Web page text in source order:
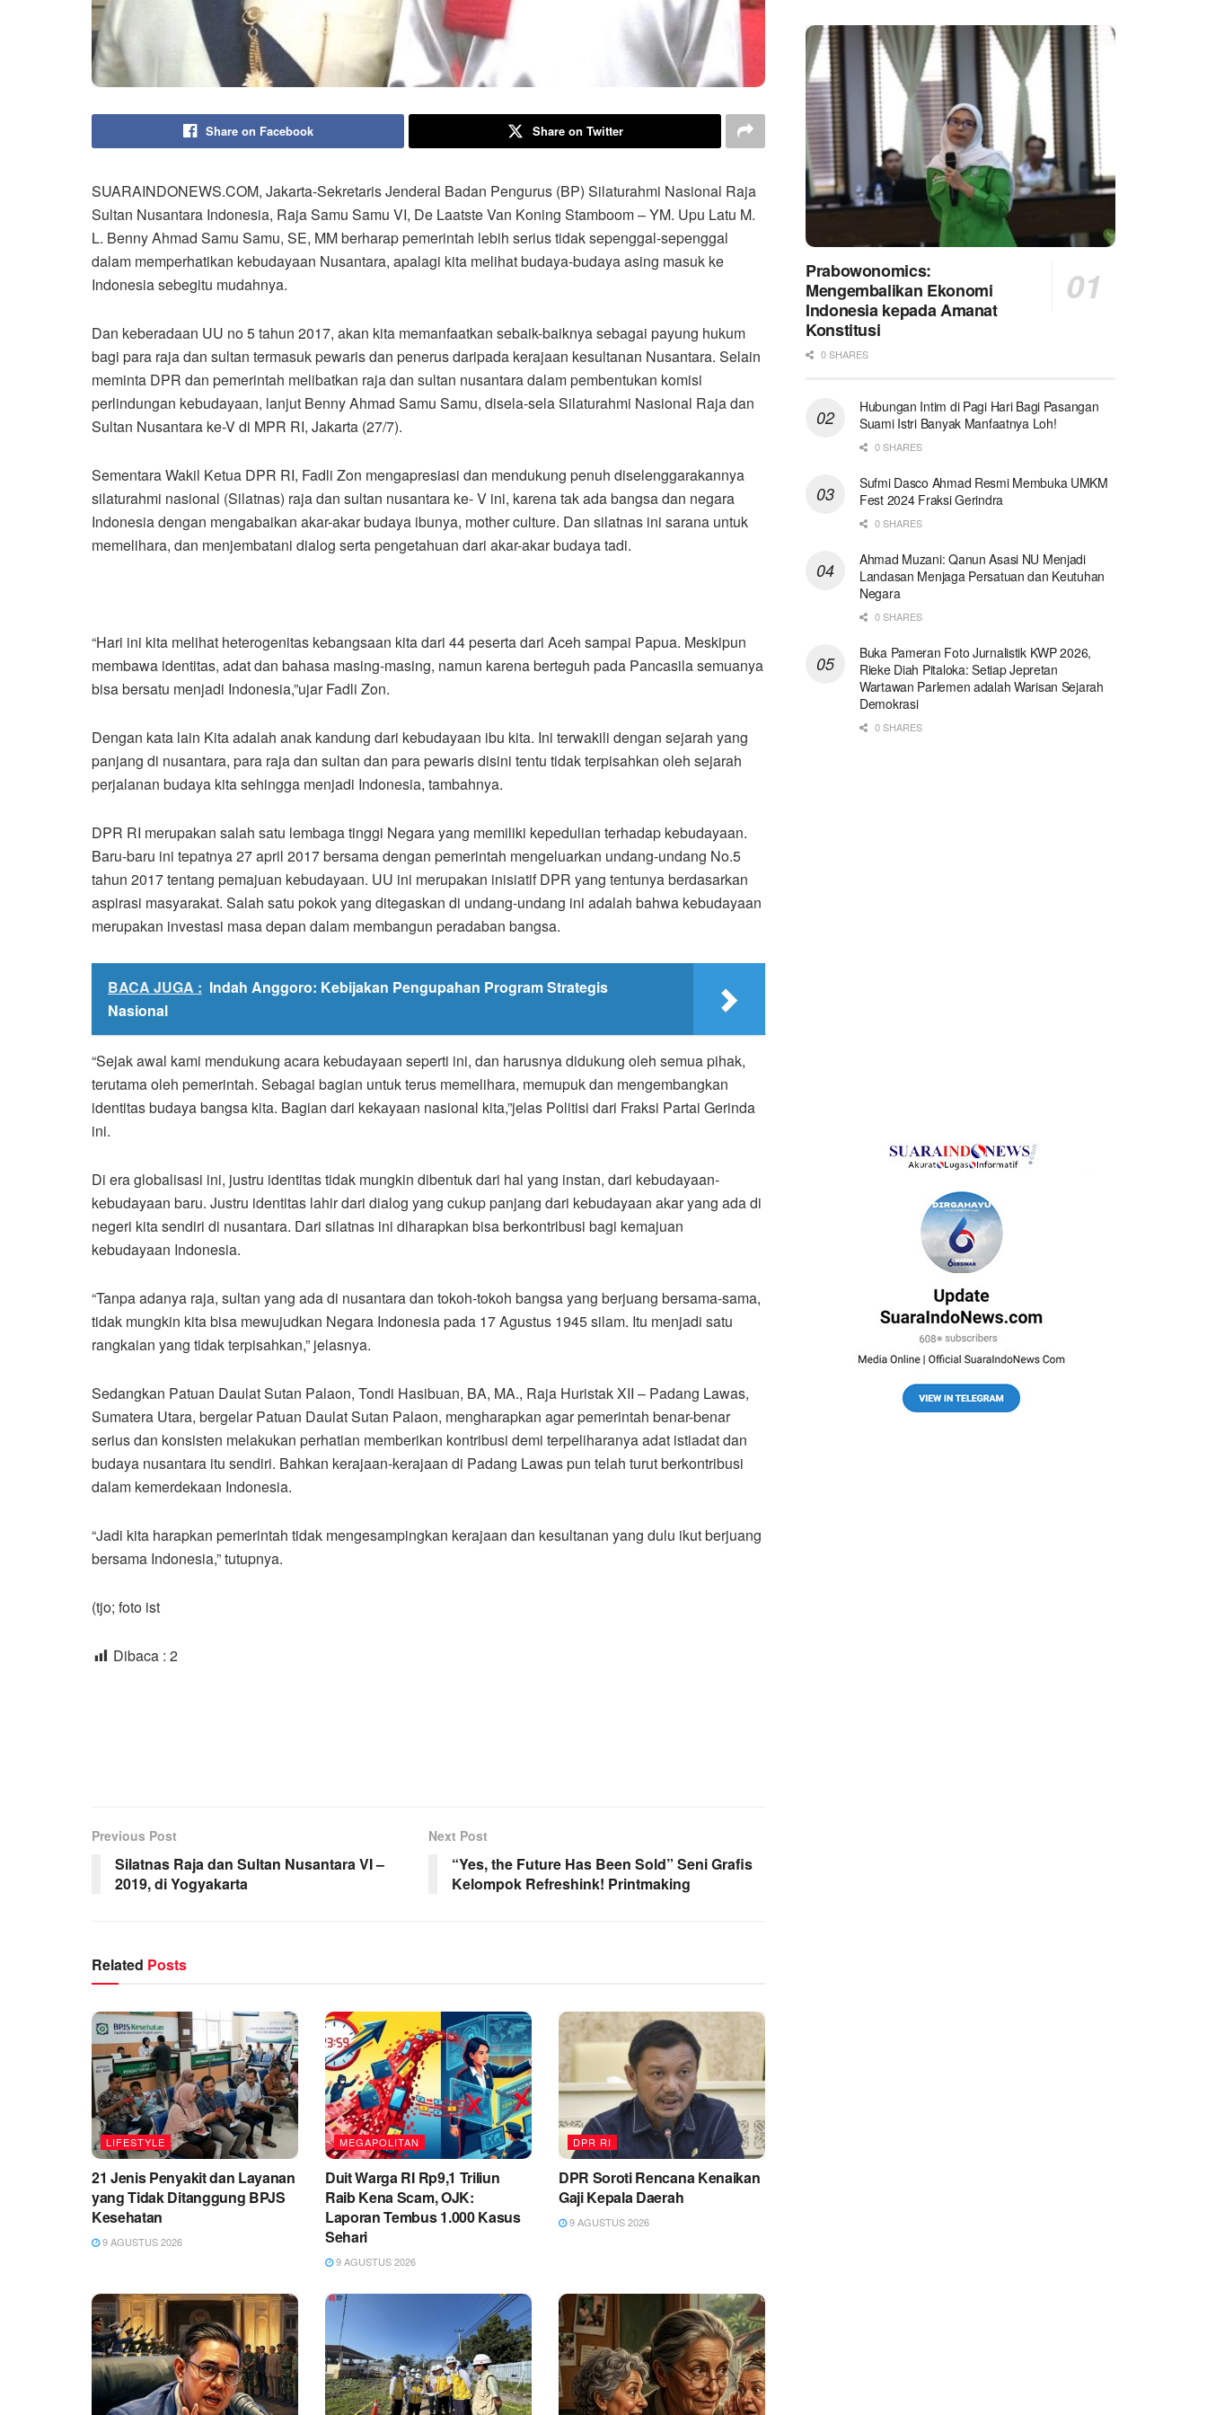
Share on Facebook Share on Twitter
SUARAINDONEWS.COM, Jakarta-Sekretaris Jenderal Badan Pengurus (BP) Silaturahmi Nasional Raja
Sultan Nusantara Indonesia, Raja Samu Samu VI, De Laatste Van Koning Stamboom – YM. Upu Latu M.
L. Benny Ahmad Samu Samu, SE, MM berharap pemerintah lebih serius tidak sepenggal-sepenggal
dalam memperhatikan kebudayaan Nusantara, apalagi kita melihat budaya-budaya asing masuk ke
Indonesia sebegitu mudahnya.
Dan keberadaan UU no 5 tahun 2017, akan kita memanfaatkan sebaik-baiknya sebagai payung hukum
bagi para raja dan sultan termasuk pewaris dan penerus daripada kerajaan kesultanan Nusantara. Selain
meminta DPR dan pemerintah melibatkan raja dan sultan nusantara dalam pembentukan komisi
perlindungan kebudayaan, lanjut Benny Ahmad Samu Samu, disela-sela Silaturahmi Nasional Raja dan
Sultan Nusantara ke-V di MPR RI, Jakarta (27/7).
Sementara Wakil Ketua DPR RI, Fadli Zon mengapresiasi dan mendukung penuh diselenggarakannya
silaturahmi nasional (Silatnas) raja dan sultan nusantara ke- V ini, karena tak ada bangsa dan negara
Indonesia dengan mengabaikan akar-akar budaya ibunya, mother culture. Dan silatnas ini sarana untuk
memelihara, dan menjembatani dialog serta pengetahuan dari akar-akar budaya tadi.
“Hari ini kita melihat heterogenitas kebangsaan kita dari 44 peserta dari Aceh sampai Papua. Meskipun
membawa identitas, adat dan bahasa masing-masing, namun karena berteguh pada Pancasila semuanya
bisa bersatu menjadi Indonesia,”ujar Fadli Zon.
Dengan kata lain Kita adalah anak kandung dari kebudayaan ibu kita. Ini terwakili dengan sejarah yang
panjang di nusantara, para raja dan sultan dan para pewaris disini tentu tidak terpisahkan oleh sejarah
perjalanan budaya kita sehingga menjadi Indonesia, tambahnya.
DPR RI merupakan salah satu lembaga tinggi Negara yang memiliki kepedulian terhadap kebudayaan.
Baru-baru ini tepatnya 27 april 2017 bersama dengan pemerintah mengeluarkan undang-undang No.5
tahun 2017 tentang pemajuan kebudayaan. UU ini merupakan inisiatif DPR yang tentunya berdasarkan
aspirasi masyarakat. Salah satu pokok yang ditegaskan di undang-undang ini adalah bahwa kebudayaan
merupakan investasi masa depan dalam membangun peradaban bangsa.
BACA JUGA : Indah Anggoro: Kebijakan Pengupahan Program Strategis
Nasional
“Sejak awal kami mendukung acara kebudayaan seperti ini, dan harusnya didukung oleh semua pihak,
terutama oleh pemerintah. Sebagai bagian untuk terus memelihara, memupuk dan mengembangkan
identitas budaya bangsa kita. Bagian dari kekayaan nasional kita,”jelas Politisi dari Fraksi Partai Gerinda
ini.
Di era globalisasi ini, justru identitas tidak mungkin dibentuk dari hal yang instan, dari kebudayaan-
kebudayaan baru. Justru identitas lahir dari dialog yang cukup panjang dari kebudayaan akar yang ada di
negeri kita sendiri di nusantara. Dari silatnas ini diharapkan bisa berkontribusi bagi kemajuan
kebudayaan Indonesia.
“Tanpa adanya raja, sultan yang ada di nusantara dan tokoh-tokoh bangsa yang berjuang bersama-sama,
tidak mungkin kita bisa mewujudkan Negara Indonesia pada 17 Agustus 1945 silam. Itu menjadi satu
rangkaian yang tidak terpisahkan,” jelasnya.
Sedangkan Patuan Daulat Sutan Palaon, Tondi Hasibuan, BA, MA., Raja Huristak XII – Padang Lawas,
Sumatera Utara, bergelar Patuan Daulat Sutan Palaon, mengharapkan agar pemerintah benar-benar
serius dan konsisten melakukan perhatian memberikan kontribusi demi terpeliharanya adat istiadat dan
budaya nusantara itu sendiri. Bahkan kerajaan-kerajaan di Padang Lawas pun telah turut berkontribusi
dalam kemerdekaan Indonesia.
“Jadi kita harapkan pemerintah tidak mengesampingkan kerajaan dan kesultanan yang dulu ikut berjuang
bersama Indonesia,” tutupnya.
(tjo; foto ist
Dibaca : 2
Previous Post
Silatnas Raja dan Sultan Nusantara VI –
2019, di Yogyakarta
Next Post
“Yes, the Future Has Been Sold” Seni Grafis
Kelompok Refreshink! Printmaking
Related Posts
LIFESTYLE
21 Jenis Penyakit dan Layanan
yang Tidak Ditanggung BPJS
Kesehatan
9 AGUSTUS 2026
MEGAPOLITAN
Duit Warga RI Rp9,1 Triliun
Raib Kena Scam, OJK:
Laporan Tembus 1.000 Kasus
Sehari
9 AGUSTUS 2026
DPR RI
DPR Soroti Rencana Kenaikan
Gaji Kepala Daerah
9 AGUSTUS 2026
Prabowonomics:
Mengembalikan Ekonomi
Indonesia kepada Amanat
Konstitusi
0 SHARES
Hubungan Intim di Pagi Hari Bagi Pasangan
Suami Istri Banyak Manfaatnya Loh!
0 SHARES
Sufmi Dasco Ahmad Resmi Membuka UMKM
Fest 2024 Fraksi Gerindra
0 SHARES
Ahmad Muzani: Qanun Asasi NU Menjadi
Landasan Menjaga Persatuan dan Keutuhan
Negara
0 SHARES
Buka Pameran Foto Jurnalistik KWP 2026,
Rieke Diah Pitaloka: Setiap Jepretan
Wartawan Parlemen adalah Warisan Sejarah
Demokrasi
0 SHARES